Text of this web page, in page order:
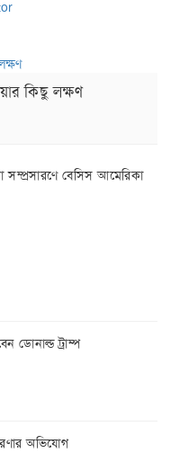
কিছু লক্ষণ
সম্প্রসারণে বেসিস আমেরিকা
ডোনাল্ড ট্রাম্প
অভিযোগ